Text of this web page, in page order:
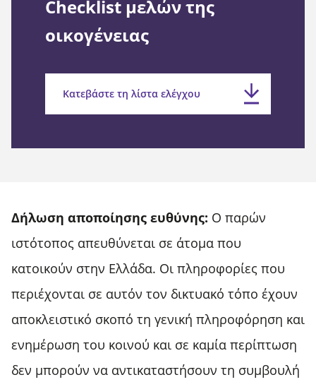
Checklist μελών της
οικογένειας
Κατεβάστε τη λίστα ελέγχου
Δήλωση αποποίησης ευθύνης: Ο παρών
ιστότοπος απευθύνεται σε άτομα που
κατοικούν στην Ελλάδα. Οι πληροφορίες που
περιέχονται σε αυτόν τον δικτυακό τόπο έχουν
αποκλειστικό σκοπό τη γενική πληροφόρηση και
ενημέρωση του κοινού και σε καμία περίπτωση
δεν μπορούν να αντικαταστήσουν τη συμβουλή